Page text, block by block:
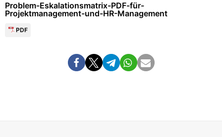
Problem-Eskalationsmatrix-PDF-für-
Projektmanagement-und-HR-Management
PDF